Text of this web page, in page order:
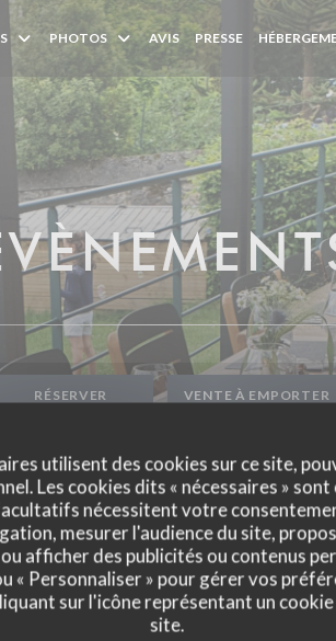
utilisent des cookies sur ce site,
Les cookies dits « nécessaires »
nécessitent votre
mesurer l'audience du site,
afficher des publicités ou contenus
« Personnaliser » pour gérer vos
sur l'icône représentant un cookie
site.
PHOTOS AVIS PRESSE
RÉSERVER VENTE À EMPORTER